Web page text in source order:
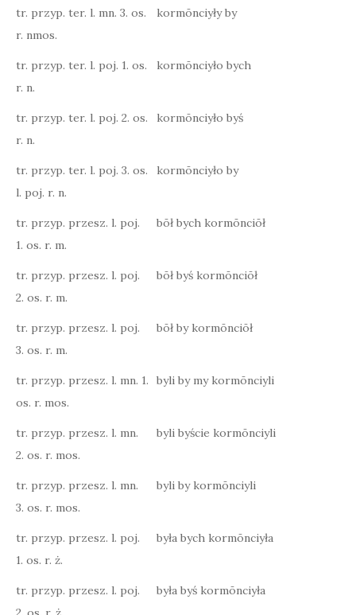
tr. przyp. ter. l. mn. 3. os.
r. nmos.
kormōnciyły by
tr. przyp. ter. l. poj. 1. os.
r. n.
kormōnciyło bych
tr. przyp. ter. l. poj. 2. os.
r. n.
kormōnciyło byś
tr. przyp. ter. l. poj. 3. os.
l. poj. r. n.
kormōnciyło by
tr. przyp. przesz. l. poj.
1. os. r. m.
bōł bych kormōnciōł
tr. przyp. przesz. l. poj.
2. os. r. m.
bōł byś kormōnciōł
tr. przyp. przesz. l. poj.
3. os. r. m.
bōł by kormōnciōł
tr. przyp. przesz. l. mn. 1.
os. r. mos.
byli by my kormōnciyli
tr. przyp. przesz. l. mn.
2. os. r. mos.
byli byście kormōnciyli
tr. przyp. przesz. l. mn.
3. os. r. mos.
byli by kormōnciyli
tr. przyp. przesz. l. poj.
1. os. r. ż.
była bych kormōnciyła
tr. przyp. przesz. l. poj.
była byś kormōnciyła